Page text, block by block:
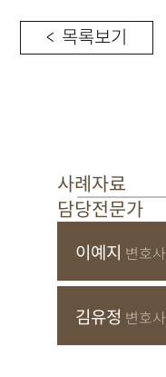
< 목록보기
사례자료
담당전문가
이예지 변호사
김유정 변호사